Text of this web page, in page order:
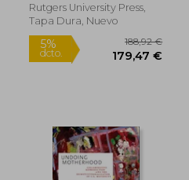
Rutgers University Press,
Tapa Dura, Nuevo